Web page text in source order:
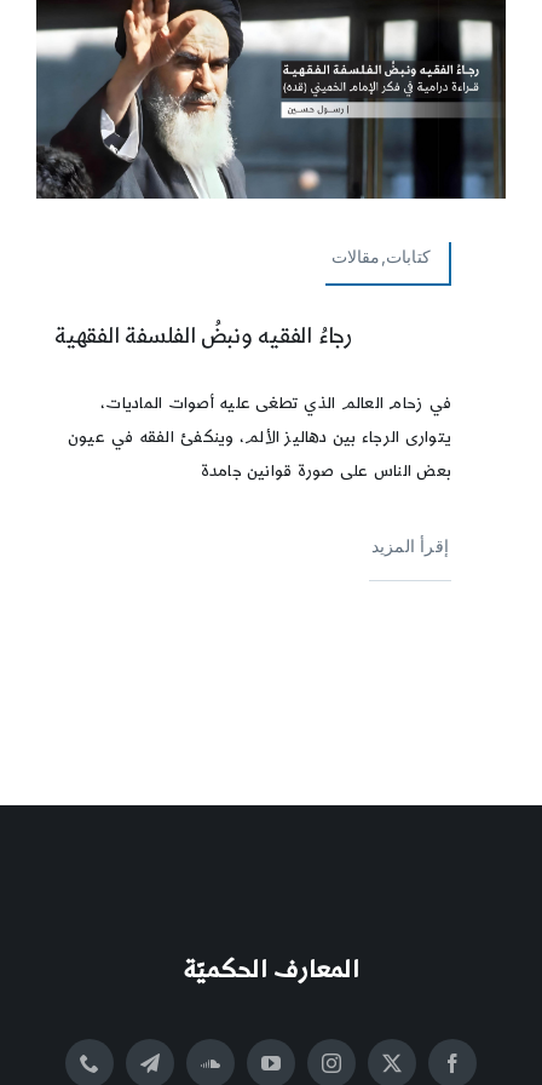
كتابات,مقالات
رجاءُ الفقيه ونبضُ الفلسفة الفقهية
في زحام العالم الذي تطغى عليه أصوات الماديات،
يتوارى الرجاء بين دهاليز الألم، وينكفئ الفقه في عيون
بعض الناس على صورة قوانين جامدة
إقرأ المزيد
المعارف الحكميّة